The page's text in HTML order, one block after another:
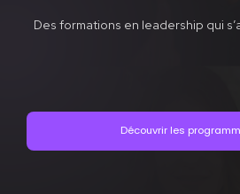
Des formations en leadership qui
Découvrir les